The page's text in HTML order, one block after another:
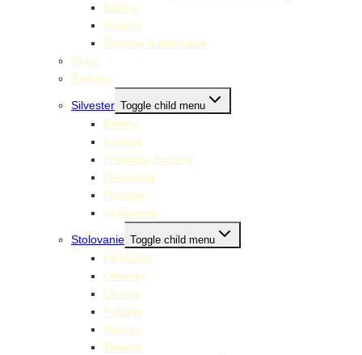
Balóny
Sviečky
Doplnky a dekorácie
Retro
Šarkany
Silvester Toggle child menu
Balóny
Konfety
Prskavky, fontány
Dekorácie
Doplnky
Stolovanie
Stolovanie Toggle child menu
Klobúčiky
Obrúsky
Obrusy
Poháre
Slamky
Taniere